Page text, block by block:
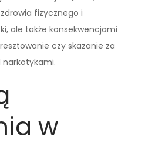
fizycznego i
ale także konsekwencjami
czy skazanie za
w